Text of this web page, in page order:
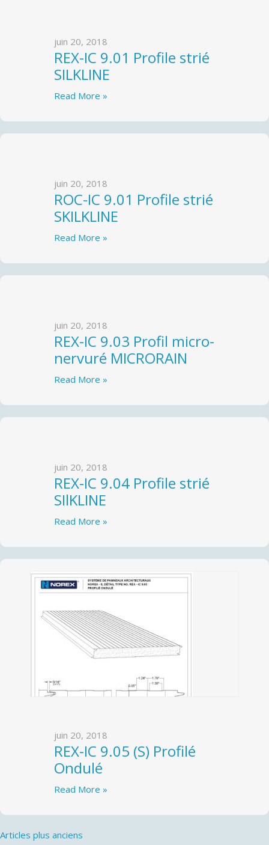
juin 20, 2018
REX-IC 9.01 Profile strié
SILKLINE
Read More »
juin 20, 2018
ROC-IC 9.01 Profile strié
SKILKLINE
Read More »
juin 20, 2018
REX-IC 9.03 Profil micro-
nervuré MICRORAIN
Read More »
juin 20, 2018
REX-IC 9.04 Profile strié
SIlKLINE
Read More »
juin 20, 2018
REX-IC 9.05 (S) Profilé
Ondulé
Read More »
Navigation
Articles plus anciens